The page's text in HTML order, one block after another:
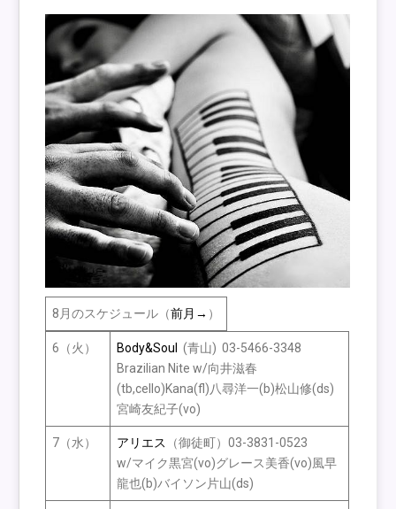
8月のスケジュール（前月→ ）
6（火） Body&Soul
(青山) 03-5466-3348
Brazilian Nite w/向井滋春
(tb,cello)Kana(fl)八尋洋一(b)松山修(ds)
宮崎友紀子(vo)
7（水） アリエス
（御徒町）03-3831-0523
w/マイク黒宮(vo)グレース美香(vo)風早
龍也(b)バイソン片山(ds)